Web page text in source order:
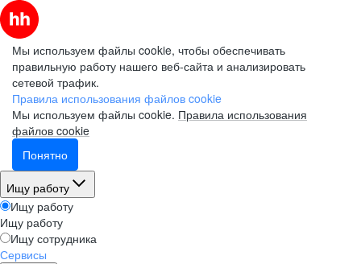
Мы используем файлы cookie, чтобы обеспечивать
правильную работу нашего веб-сайта и анализировать
сетевой трафик.
Правила использования файлов cookie
Мы используем файлы cookie. Правила использования
файлов cookie
Понятно
Ищу работу
Ищу работу
Ищу работу
Ищу сотрудника
Сервисы